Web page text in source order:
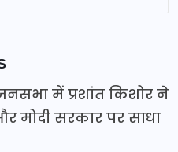
में प्रशांत किशोर ने
मोदी सरकार पर साधा